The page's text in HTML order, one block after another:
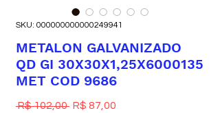
SKU: 000000000000249941
METALON GALVANIZADO
QD GI 30X30X1,25X6000135
MET COD 9686
R$ 102,00 Preço normal
R$ 87,00